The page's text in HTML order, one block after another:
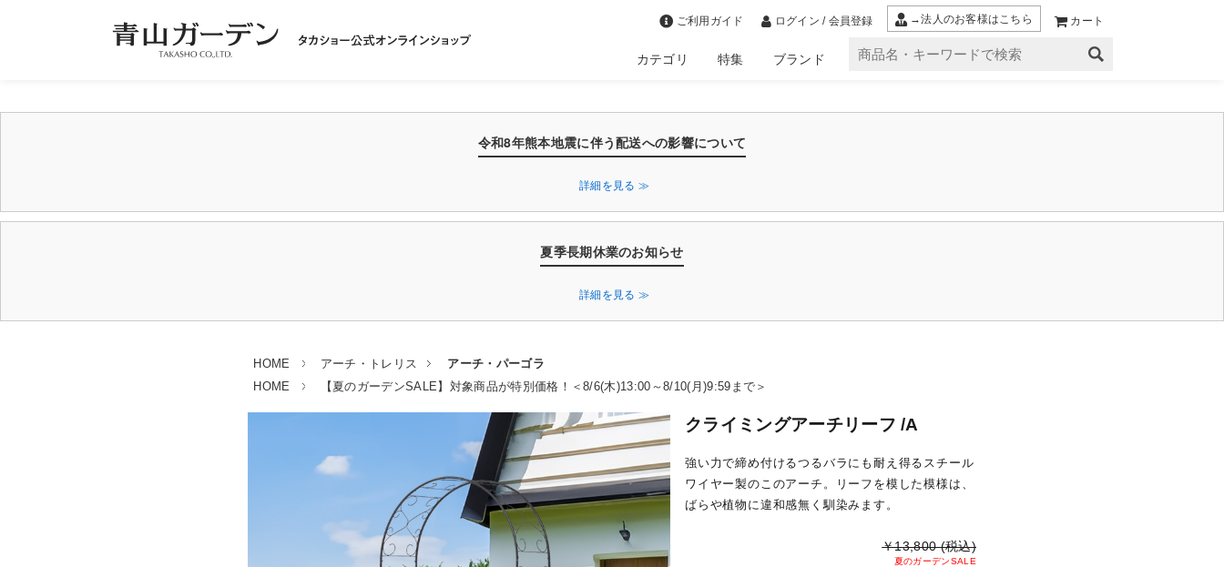
ご利用ガイド ログイン / 会員登録 →法人のお客様はこちら カート
カテゴリ 特集 ブランド
令和8年熊本地震に伴う配送への影響について
詳細を見る ≫
夏季長期休業のお知らせ
詳細を見る ≫
HOME アーチ・トレリス
アーチ・パーゴラ
HOME
【夏のガーデンSALE】対象商品が特別価格！＜8/6(木)13:00～8/10(月)9:59まで＞
クライミングアーチリーフ /A
強い力で締め付けるつるバラにも耐え得るスチール
ワイヤー製のこのアーチ。リーフを模した模様は、
ばらや植物に違和感無く馴染みます。
￥13,800 (税込)
夏のガーデンSALE